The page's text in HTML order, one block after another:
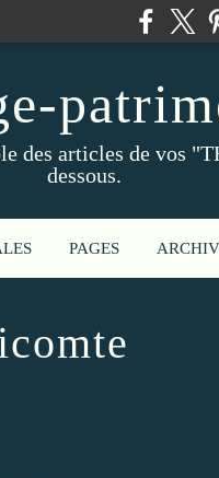
des articles de vos
dessous.
PAGES